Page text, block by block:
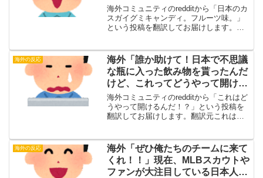
は・・・？【海外の反応】
海外コミュニティのredditから「日本のカ
スガイグミキャンディ。フルーツ味。」
という投稿を翻訳してお届けします。翻
とがないなら、これは間違いなく最高級
のフルーツ味グミ...
海外の反応
海外「誰か助けて！日本で不思議
な瓶に入った飲み物を貰ったんだ
けど、これってどうやって開ける
んだ！？」【海外の反応】
海外コミュニティのredditから「これはど
うやって開けるんだ！？」という投稿を
翻訳してお届けします。翻訳元これはど
トした料理と一緒にもらった飲み物なん
だけど、説明を読...
海外の反応
海外「ぜひ俺たちのチームに来て
くれ！！」現在、MLBスカウトや
ファンが大注目している日本人野